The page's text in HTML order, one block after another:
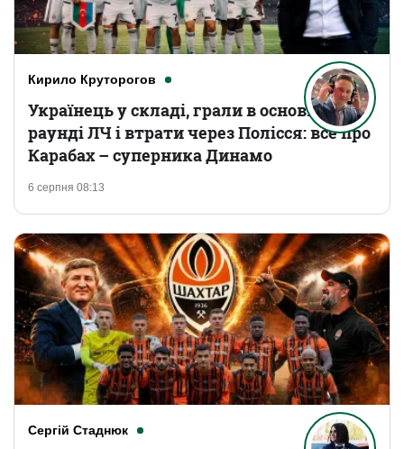
Кирило Круторогов
6 серпня 08:13
Українець у складі, грали в основному
раунді ЛЧ і втрати через Полісся: все про
Карабах – суперника Динамо
Сергій Стаднюк